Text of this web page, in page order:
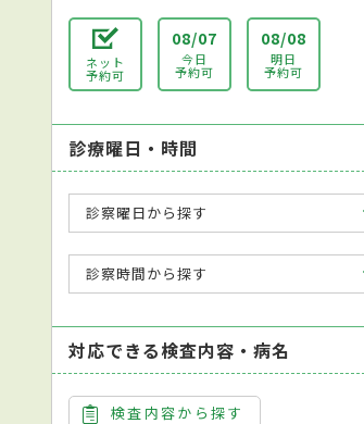
ネット
予約可
08/07
今日
予約可
08/08
明日
予約可
診療曜日・時間
診察曜日から探す
診察時間から探す
対応できる検査内容・病名
検査内容から探す